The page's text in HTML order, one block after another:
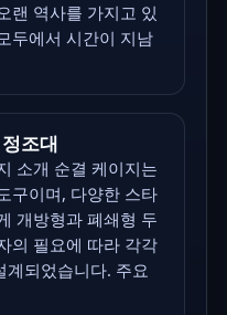
랜 역사를 가지고 있
두에서 시간이 지남
조대
소개 순결 케이지는
구이며, 다양한 스타
개방형과 폐쇄형 두
의 필요에 따라 각각
계되었습니다. 주요